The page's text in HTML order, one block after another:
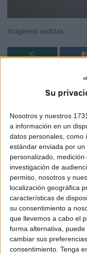
Su
Nosotros y nuestros
a información en un
datos personales, como
estándar enviada por
personalizado,
investigación de
permiso, nosotros y
localización geográfica
características de
su consentimiento a
que llevemos a cabo el
forma alternativa,
cambiar sus
consentimiento. Tenga
Imágenes cedidas
pueden descansar.
Algo tan simple no se
llevan meses
permanente como
conciliar el sueño
de esa zona
Mejor que imaginarse
hacen los vehículos